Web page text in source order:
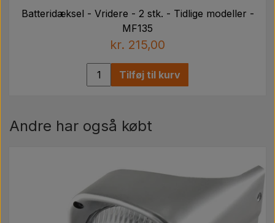
Batteridæksel - Vridere - 2 stk. - Tidlige modeller -
MF135
kr. 215,00
Tilføj til kurv
Andre har også købt